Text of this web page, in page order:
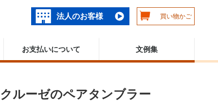
法人のお客様 買い物かご
お支払いについて 文例集
ルーゼのペアタンブラー